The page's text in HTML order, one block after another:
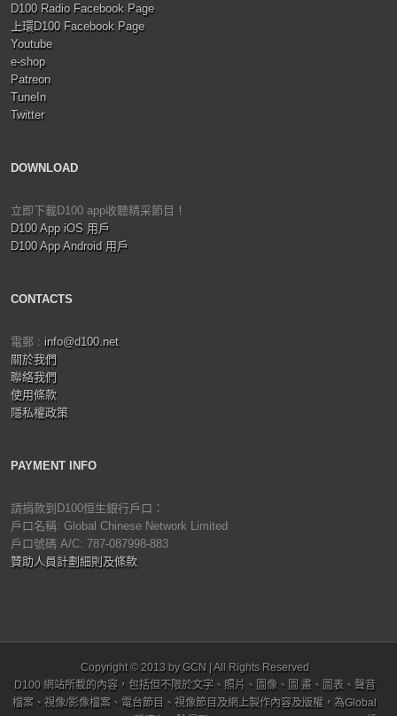
D100 Radio Facebook Page
上環D100 Facebook Page
Youtube
e-shop
Patreon
TuneIn
Twitter
DOWNLOAD
立即下載D100 app收聽精采節目！
D100 App iOS 用戶
D100 App Android 用戶
CONTACTS
電郵 : info@d100.net
關於我們
聯絡我們
使用條款
隱私權政策
PAYMENT INFO
請捐款到D100恒生銀行戶口：
戶口名稱: Global Chinese Network Limited
戶口號碼 A/C: 787-087998-883
贊助人員計劃細則及條款
Copyright © 2013 by GCN | All Rights Reserved
D100 網站所載的內容，包括但不限於文字、照片、圖像、圖 畫、圖表、聲音
檔案、視像/影像檔案、電台節目、視像節目及網上製作內容及版權，為Global